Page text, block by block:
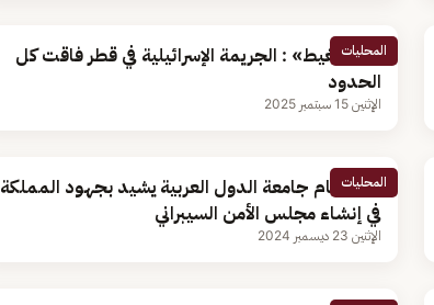
المحليات
«أبو الغيط» : الجريمة الإسرائيلية في قطر فاقت كل
الحدود
الإثنين 15 سبتمبر 2025
المحليات
أمين عام جامعة الدول العربية يشيد بجهود المملكة
في إنشاء مجلس الأمن السيبراني
الإثنين 23 ديسمبر 2024